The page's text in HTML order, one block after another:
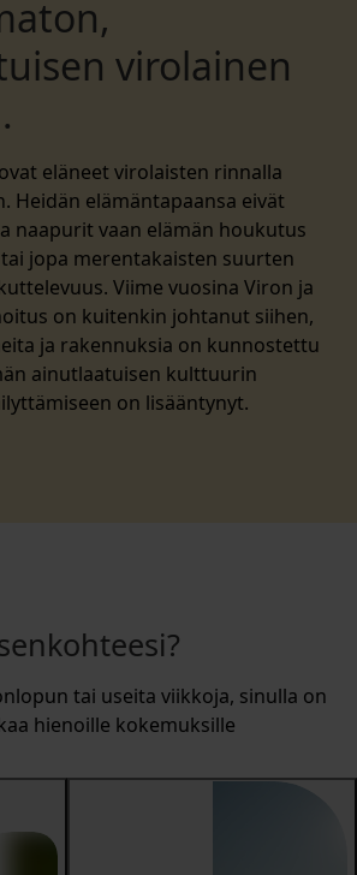
virolainen
eläneet virolaisten rinnalla
Heidän elämäntapaansa eivät
naapurit vaan elämän houkutus
jopa merentakaisten suurten
Viime vuosina Viron ja
on kuitenkin johtanut siihen,
ja rakennuksia on kunnostettu
ainutlaatuisen kulttuurin
on lisääntynyt.
tai useita viikkoja, sinulla on
hienoille kokemuksille